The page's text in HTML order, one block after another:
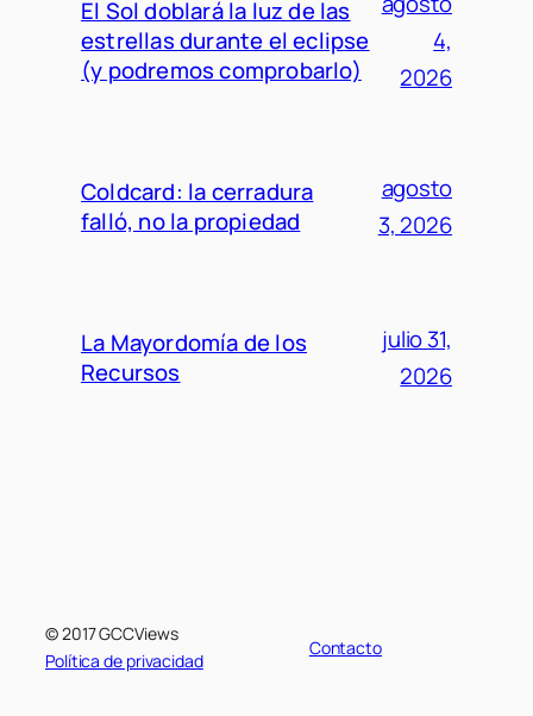
El Sol doblará la luz de las
estrellas durante el eclipse
(y podremos comprobarlo)
4,
2026
Coldcard: la cerradura
falló, no la propiedad
agosto
3, 2026
La Mayordomía de los
Recursos
julio 31,
2026
© 2017 GCCViews
Política de privacidad
Contacto